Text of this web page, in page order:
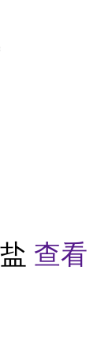
查看